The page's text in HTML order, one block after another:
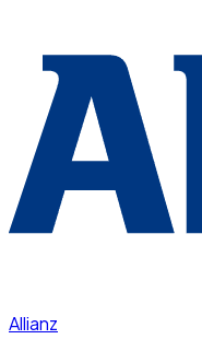
Allianz